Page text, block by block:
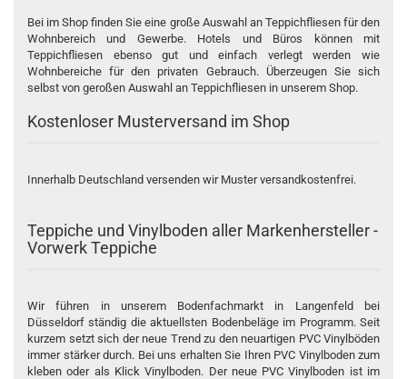
Bei im Shop finden Sie eine große Auswahl an Teppichfliesenfür den
Wohnbereich und Gewerbe. Hotels und Büros können mit
Teppichfliesen ebenso gut und einfach verlegt werden wie
Wohnbereiche für den privaten Gebrauch. Überzeugen Sie sich
selbst von geroßen Auswahl an Teppichfliesen in unserem Shop.
Kostenloser Musterversand im Shop
Innerhalb Deutschland versenden wir Muster versandkostenfrei.
Teppiche und Vinylboden aller Markenhersteller -
Vorwerk Teppiche
Wir führen in unserem Bodenfachmarkt in Langenfeld bei
Düsseldorf ständig die aktuellsten Bodenbeläge im Programm. Seit
kurzem setzt sich der neue Trend zu den neuartigen PVC Vinylböden
immer stärker durch. Bei uns erhalten Sie Ihren PVC Vinylboden zum
kleben oder als Klick Vinylboden. Der neue PVC Vinylboden ist im